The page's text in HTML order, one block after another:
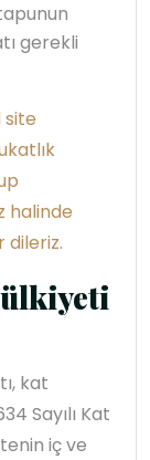
gerekli
site
halinde
dileriz.
kat
Sayılı Kat
iç ve